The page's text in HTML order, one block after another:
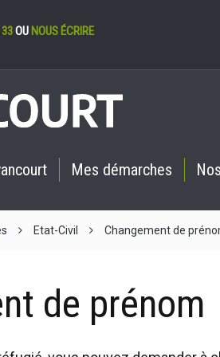
OU NOUS ÉCRIRE
Mes démarches
Etat-Civil Changement de
de prénom